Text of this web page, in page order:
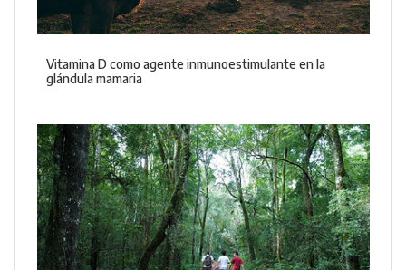
Vitamina D como agente inmunoestimulante en la
glándula mamaria